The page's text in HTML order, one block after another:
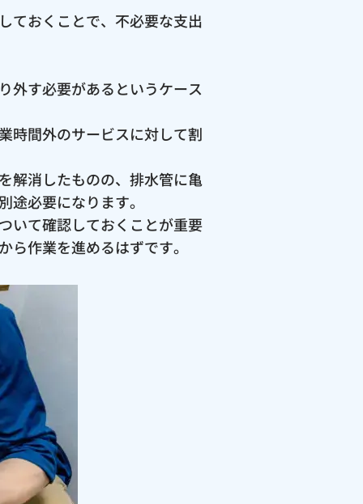
ておくことで、不必要な支出
外す必要があるというケース
時間外のサービスに対して割
解消したものの、排水管に亀
必要になります。
いて確認しておくことが重要
作業を進めるはずです。